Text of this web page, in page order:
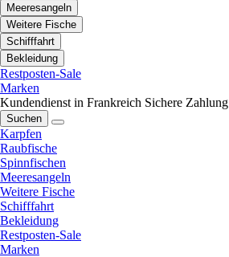
Meeresangeln
Weitere Fische
Schifffahrt
Bekleidung
Restposten-Sale
Marken
Kundendienst in Frankreich Sichere Zahlung
Suchen
Karpfen
Raubfische
Spinnfischen
Meeresangeln
Weitere Fische
Schifffahrt
Bekleidung
Restposten-Sale
Marken